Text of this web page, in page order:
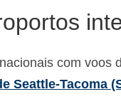
com voos
Seattle-Tacoma